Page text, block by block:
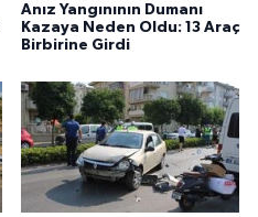
Anız Yangınının Dumanı
Kazaya Neden Oldu: 13 Araç
Birbirine Girdi